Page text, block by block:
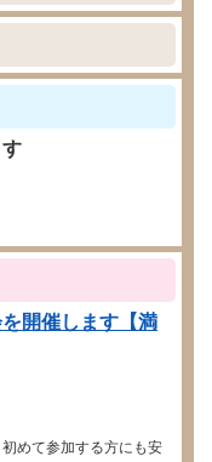
開催します【満
めて参加する方にも安